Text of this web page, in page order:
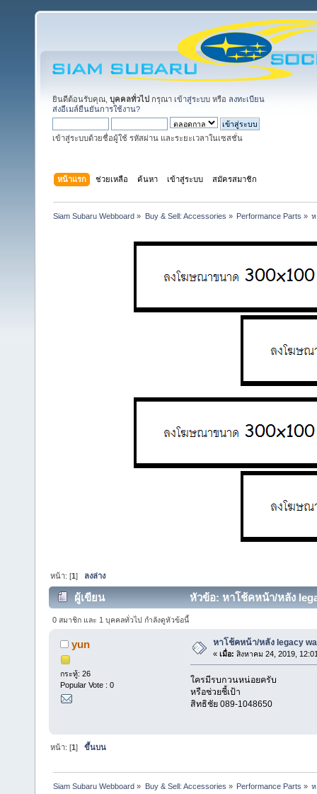
ยินดีต้อนรับคุณ, บุคคลทั่วไป กรุณา เข้าสู่ระบบ หรือ ลงทะเบียน
ส่งอีเมล์ยืนยันการใช้งาน?
เข้าสู่ระบบด้วยชื่อผู้ใช้ รหัสผ่าน และระยะเวลาในเซสชั่น
หน้าแรก ช่วยเหลือ ค้นหา เข้าสู่ระบบ สมัครสมาชิก
Siam Subaru Webboard » Buy & Sell: Accessories » Performance Parts »
หน้า: [1] ลงล่าง
ผู้เขียน หัวข้อ: หาโช้คหน้า/หลัง
0 สมาชิก และ 1 บุคคลทั่วไป กำลังดูหัวข้อนี้
yun
กระทู้: 26
Popular Vote : 0
หาโช้คหน้า/หลัง legacy
« เมื่อ: สิงหาคม 24, 2019,
ใครมีรบกวนหน่อยครับ
หรือช่วยชี้เป้า
สิทธิชัย 089-1048650
หน้า: [1]ขึ้นบน
Siam Subaru Webboard » Buy & Sell: Accessories » Performance Parts »